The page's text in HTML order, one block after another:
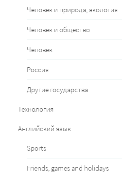
Человек и природа, экология
Человек и общество
Человек
Россия
Другие государства
Технология
Английский язык
Sports
Friends, games and holidays